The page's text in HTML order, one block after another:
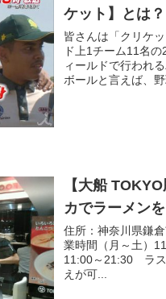
ケット】とは？
皆さんは「クリケ
ド上1チーム11名
ィールドで行われ
ボールと言えば、
【大船
カでラーメンを
住所：神奈川県鎌
業時間（月～土）
11:00～21:30 ラス
えが可...